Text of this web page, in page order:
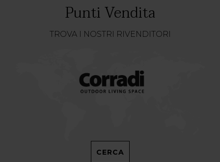
Punti Vendita
TROVA I NOSTRI RIVENDITORI
CERCA